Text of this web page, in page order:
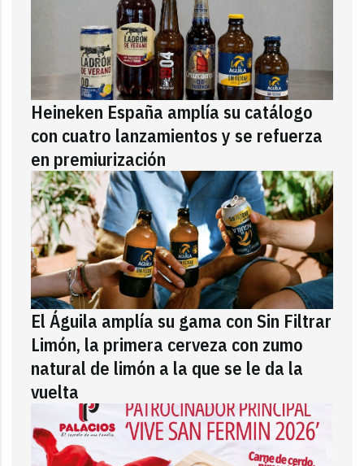
Heineken España amplía su catálogo
con cuatro lanzamientos y se refuerza
en premiurización
El Águila amplía su gama con Sin Filtrar
Limón, la primera cerveza con zumo
natural de limón a la que se le da la
vuelta